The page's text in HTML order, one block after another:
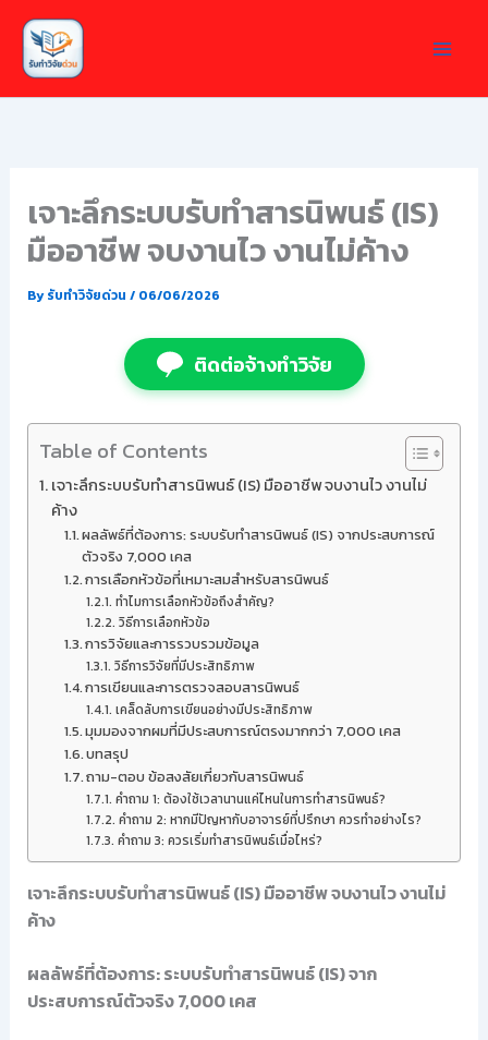
Skip
content
เจาะลึกระบบรับทำสารนิพนธ์ (IS)
มืออาชีพ จบงานไว งานไม่ค้าง
Byรับทำวิจัยด่วน / 06/06/2026
ติดต่อจ้างทำวิจัย
Table of Contents
เจาะลึกระบบรับทำสารนิพนธ์ (IS) มืออาชีพ จบงานไว งานไม่
ค้าง
ผลลัพธ์ที่ต้องการ: ระบบรับทำสารนิพนธ์ (IS) จากประสบการณ์
ตัวจริง 7,000 เคส
การเลือกหัวข้อที่เหมาะสมสำหรับสารนิพนธ์
ทำไมการเลือกหัวข้อถึงสำคัญ?
วิธีการเลือกหัวข้อ
การวิจัยและการรวบรวมข้อมูล
วิธีการวิจัยที่มีประสิทธิภาพ
การเขียนและการตรวจสอบสารนิพนธ์
เคล็ดลับการเขียนอย่างมีประสิทธิภาพ
มุมมองจากผมที่มีประสบการณ์ตรงมากกว่า 7,000 เคส
บทสรุป
ถาม-ตอบ ข้อสงสัยเกี่ยวกับสารนิพนธ์
คำถาม 1: ต้องใช้เวลานานแค่ไหนในการทำสารนิพนธ์?
คำถาม 2: หากมีปัญหากับอาจารย์ที่ปรึกษา ควรทำอย่างไร?
คำถาม 3: ควรเริ่มทำสารนิพนธ์เมื่อไหร่?
เจาะลึกระบบรับทำสารนิพนธ์ (IS) มืออาชีพ จบงานไว งานไม่
ค้าง
ผลลัพธ์ที่ต้องการ: ระบบรับทำสารนิพนธ์ (IS) จาก
ประสบการณ์ตัวจริง 7,000 เคส